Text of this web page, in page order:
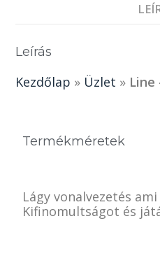
Leírás
Kezdőlap » Üzlet » Line
Termékméretek
Lágy vonalvezetés
Kifinomultságot és